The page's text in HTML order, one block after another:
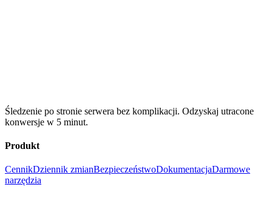
Śledzenie po stronie serwera bez komplikacji. Odzyskaj utracone
konwersje w 5 minut.
Produkt
CennikDziennik zmianBezpieczeństwoDokumentacjaDarmowe
narzędzia